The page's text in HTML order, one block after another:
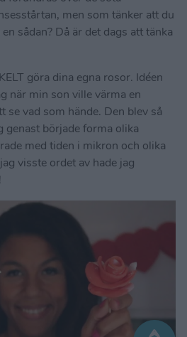
men som tänker att du
sådan? Då är det dags att tänka
göra dina egna rosor. Idéen
när min son ville värma en
se vad som hände. Den blev så
började forma olika
med tiden i mikron och olika
visste ordet av hade jag